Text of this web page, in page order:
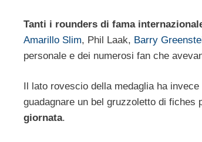
Tanti i rounders di fama
Amarillo Slim, Phil Laak, Barry
personale e dei numerosi fan che
Il lato rovescio della medaglia ha
guadagnare un bel gruzzoletto di
giornata.